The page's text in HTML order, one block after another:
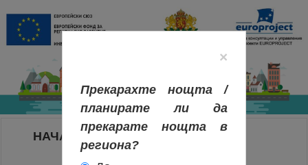
НАЧАЛО
×
Прекарахте нощта /
планирате ли да
прекарате нощта в
региона?